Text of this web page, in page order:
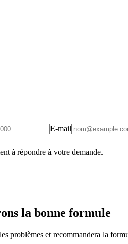
E-mail
à répondre à votre demande.
la bonne formule
problèmes et recommandera la